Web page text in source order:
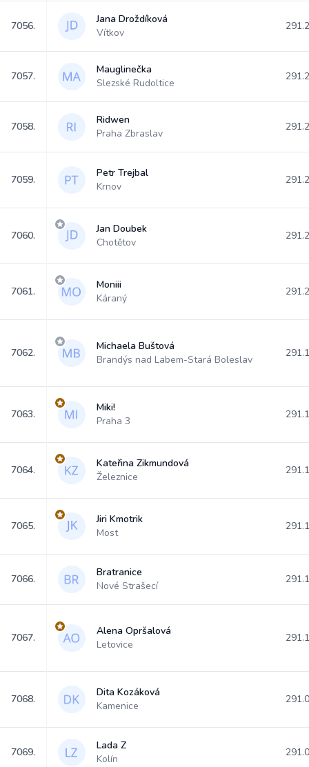
7056.
Jana Droždíková
Vítkov
7057.
Mauglinečka
Slezské Rudoltice
7058.
Ridwen
Praha Zbraslav
7059.
Petr Trejbal
Krnov
7060.
Jan Doubek
Chotětov
7061.
Moniii
Káraný
7062.
Michaela Buštová
Brandýs nad Labem-Stará Boleslav
7063.
Miki!
Praha 3
7064.
Kateřina Zikmundová
Železnice
7065.
Jiri Kmotrik
Most
7066.
Bratranice
Nové Strašecí
7067.
Alena Opršalová
Letovice
7068.
Dita Kozáková
Kamenice
7069.
Lada Z
Kolín